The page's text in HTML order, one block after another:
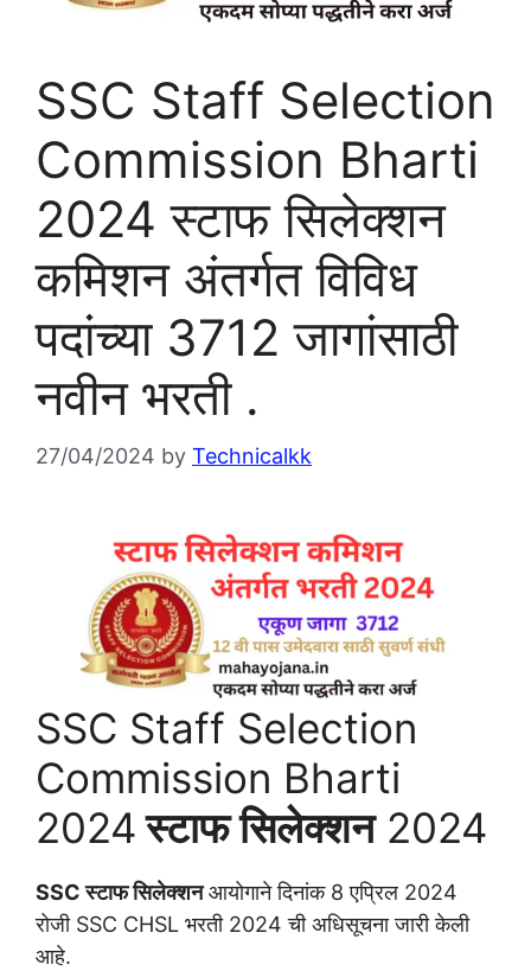
SSC Staff Selection
Commission Bharti
2024 स्टाफ सिलेक्शन
कमिशन अंतर्गत विविध
पदांच्या 3712 जागांसाठी
नवीन भरती .
27/04/2024 by Technicalkk
SSC Staff Selection
Commission Bharti
2024स्टाफ सिलेक्शन2024
SSC स्टाफ सिलेक्शनआयोगाने दिनांक 8 एप्रिल 2024
रोजी SSC CHSL भरती 2024 ची अधिसूचना जारी केली
आहे.